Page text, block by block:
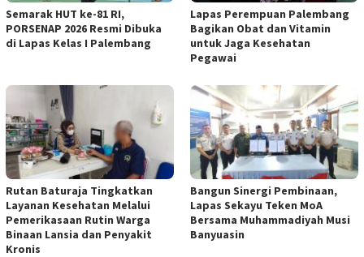
Semarak HUT ke-81 RI,
PORSENAP 2026 Resmi Dibuka
di Lapas Kelas I Palembang
Lapas Perempuan Palembang
Bagikan Obat dan Vitamin
untuk Jaga Kesehatan
Pegawai
Rutan Baturaja Tingkatkan
Layanan Kesehatan Melalui
Pemerikasaan Rutin Warga
Binaan Lansia dan Penyakit
Kronis
Bangun Sinergi Pembinaan,
Lapas Sekayu Teken MoA
Bersama Muhammadiyah Musi
Banyuasin